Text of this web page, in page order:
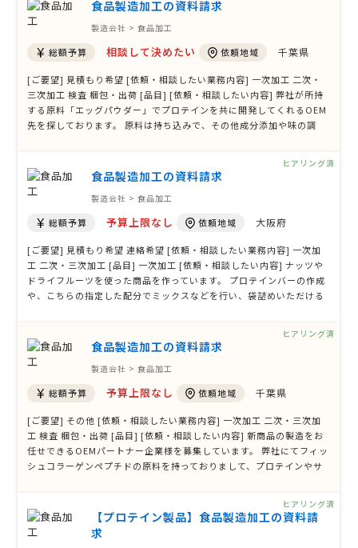
食品製造加工の資料請求
製造会社 > 食品加工
総額予算 相談して決めたい 依頼地域 千葉県
[ご要望] 見積もり希望 [依頼・相談したい業務内容] 一次加工 二次・
三次加工 検査 梱包・出荷 [品目] [依頼・相談したい内容] 弊社が所持
する原料「エッグパウダー」でプロテインを共に開発してくれるOEM
先を探しております。 原料は持ち込みで、その他成分添加や味の調
３００㎏程度で開 …食品製造加工の資料請求
製造会社 > 食品加工
総額予算 予算上限なし 依頼地域 大阪府
[ご要望] 見積もり希望 連絡希望 [依頼・相談したい業務内容] 一次加
工 二次・三次加工 [品目] 一次加工 [依頼・相談したい内容] ナッツや
ドライフルーツを使った商品を作っています。 プロテインバーの作成
や、こちらの指定した配分でミックスなどを行い、袋詰めいただける
備考]
ヒアリング済
食品製造加工の資料請求
製造会社 > 食品加工
総額予算 予算上限なし 依頼地域 千葉県
[ご要望] その他 [依頼・相談したい業務内容] 一次加工 二次・三次加
工 検査 梱包・出荷 [品目] [依頼・相談したい内容] 新商品の製造をお
任せできるOEMパートナー企業様を募集しています。 弊社にてフィッ
シュコラーゲンペプチドの原料を持っておりまして、プロテインやサ
保有しています …
ヒアリング済
【プロテイン製品】食品製造加工の資料請
求
ヒアリング済